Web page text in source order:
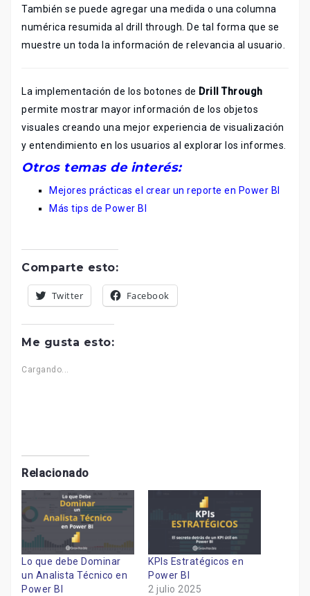
También se puede agregar una medida o una columna
numérica resumida al drill through. De tal forma que se
muestre un toda la información de relevancia al usuario.
La implementación de los botones de Drill Through
permite mostrar mayor información de los objetos
visuales creando una mejor experiencia de visualización
y entendimiento en los usuarios al explorar los informes.
Otros temas de interés:
Mejores prácticas el crear un reporte en Power BI
Más tips de Power BI
Comparte esto:
Twitter Facebook
Me gusta esto:
Cargando...
Relacionado
Lo que debe Dominar
un Analista Técnico en
Power BI
KPIs Estratégicos en
Power BI
2 julio 2025